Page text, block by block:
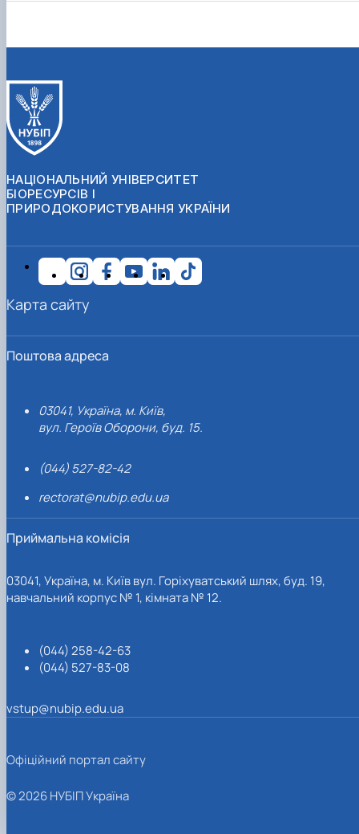
НАЦІОНАЛЬНИЙ УНІВЕРСИТЕТ
БІОРЕСУРСІВ І
ПРИРОДОКОРИСТУВАННЯ УКРАЇНИ
Поштова адреса
03041, Україна, м. Київ,
вул. Героїв Оборони, буд. 15.
(044) 527-82-42
rectorat@nubip.edu.ua
Приймальна комісія
03041, Україна, м. Київ вул. Горіхуватський шлях, буд. 19,
навчальний корпус № 1, кімната № 12.
(044) 258-42-63
(044) 527-83-08
vstup@nubip.edu.ua
Карта сайту
Офіційний портал сайту
© 2026 НУБІП Україна